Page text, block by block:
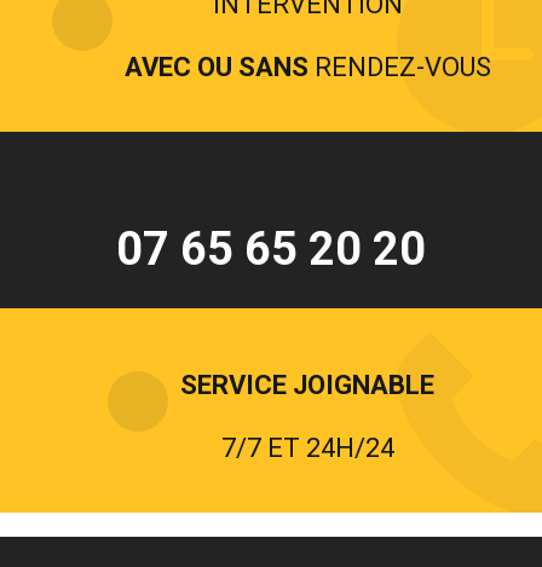
AVEC OU SANS RENDEZ-VOUS
07 65 65 20 20
SERVICE JOIGNABLE
7/7 ET 24H/24